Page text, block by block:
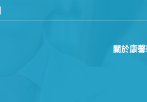
訂購或致電我們 0437070132
關於康